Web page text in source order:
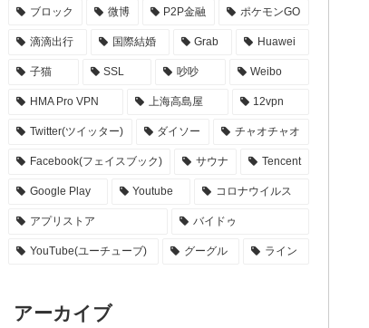
ブロック 微博 P2P金融 ポケモンGO
滴滴出行 国際結婚 Grab Huawei
子猫 SSL 吵吵 Weibo
HMA Pro VPN 上海高島屋 12vpn
Twitter(ツイッター) ダイソー チャオチャオ
Facebook(フェイスブック) サウナ Tencent
Google Play Youtube コロナウイルス
アプリストア バイドゥ
YouTube(ユーチューブ) グーグル ライン
アーカイブ